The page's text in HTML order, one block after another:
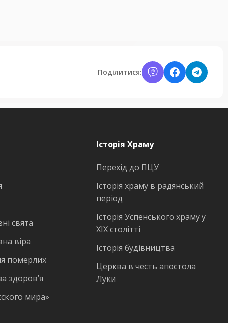
Поділитися:
свята
віра
померлих
здоров’я
мира»
Історія Храму
Перехід до ПЦУ
Історія храму в радянський
період
Історія Успенського храму у
ХІХ столітті
Історія будівництва
Церква в честь апостола
Луки